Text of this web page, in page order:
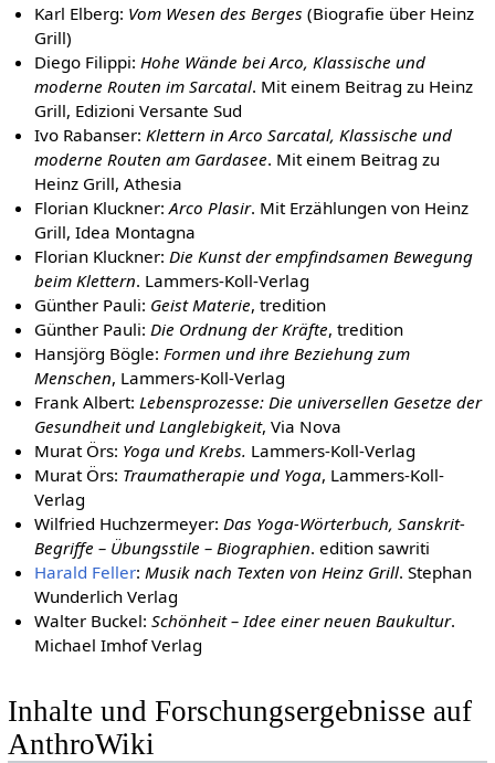
Karl Elberg: Vom Wesen des Berges (Biografie über Heinz
Grill)
Diego Filippi: Hohe Wände bei Arco, Klassische und
moderne Routen im Sarcatal. Mit einem Beitrag zu Heinz
Grill, Edizioni Versante Sud
Ivo Rabanser: Klettern in Arco Sarcatal, Klassische und
moderne Routen am Gardasee. Mit einem Beitrag zu
Heinz Grill, Athesia
Florian Kluckner:Arco Plasir. Mit Erzählungen von Heinz
Grill, Idea Montagna
Florian Kluckner: Die Kunst der empfindsamen Bewegung
beim Klettern. Lammers-Koll-Verlag
Günther Pauli: Geist Materie, tredition
Günther Pauli: Die Ordnung der Kräfte, tredition
Hansjörg Bögle: Formen und ihre Beziehung zum
Menschen, Lammers-Koll-Verlag
Frank Albert: Lebensprozesse: Die universellen Gesetze der
Gesundheit und Langlebigkeit, Via Nova
Murat Örs: Yoga und Krebs. Lammers-Koll-Verlag
Murat Örs: Traumatherapie und Yoga, Lammers-Koll-
Verlag
Wilfried Huchzermeyer: Das Yoga-Wörterbuch, Sanskrit-
Begriffe – Übungsstile – Biographien. edition sawriti
Harald Feller: Musik nach Texten von Heinz Grill. Stephan
Wunderlich Verlag
Walter Buckel:Schönheit – Idee einer neuen Baukultur.
Michael Imhof Verlag
Inhalte und Forschungsergebnisse auf
AnthroWiki